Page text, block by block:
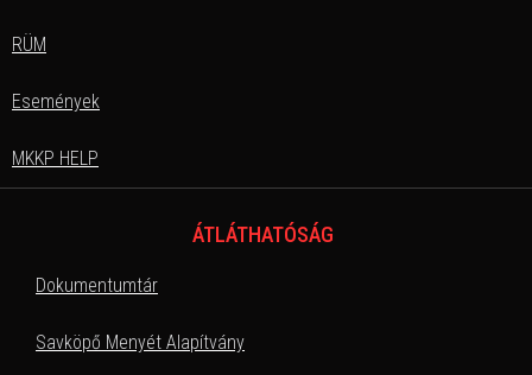
RÜM
Események
MKKP HELP
ÁTLÁTHATÓSÁG
Dokumentumtár
Savköpő Menyét Alapítvány